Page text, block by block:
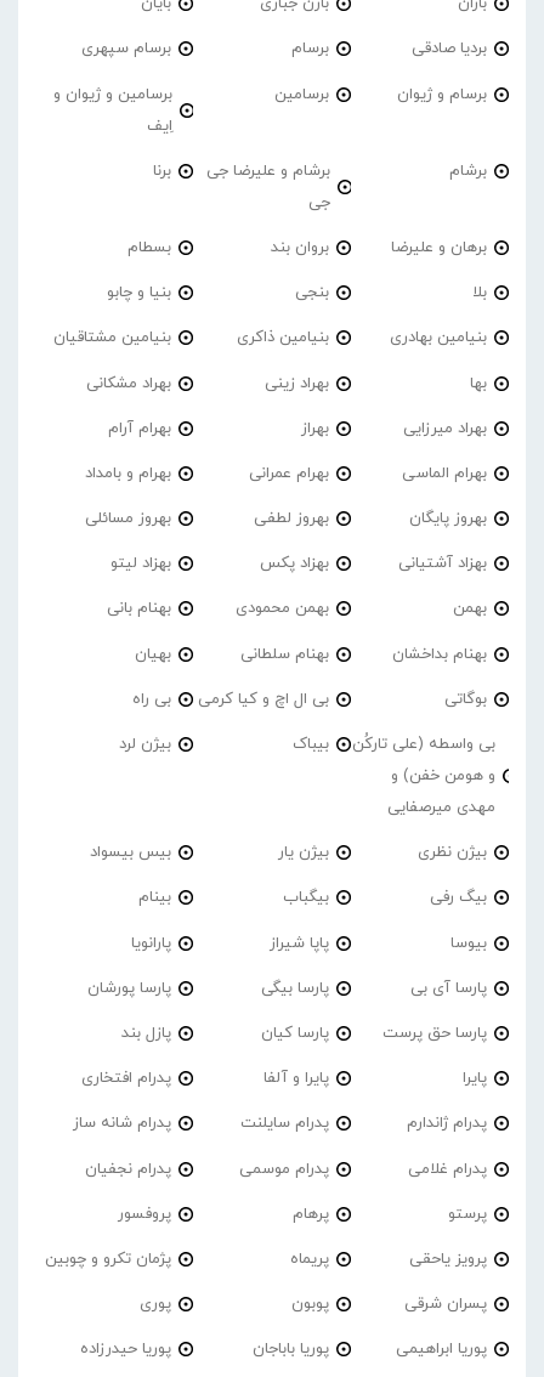
بردیا صادقی برسام برسام سپهری
برسام و ژیوان برسامین
برسامین و ژیوان و
اِیف
برشام
برشام و علیرضا جی
جی
برنا
برهان و علیرضا بروان بند بسطام
بلا بنجی بنیا و چابو
بنیامین بهادری بنیامین ذاکری بنیامین مشتاقیان
بها بهراد زینی بهراد مشکانی
بهراد میرزایی بهراز بهرام آرام
بهرام الماسی بهرام عمرانی بهرام و بامداد
بهروز پایگان بهروز لطفی بهروز مسائلی
بهزاد آشتیانی بهزاد پکس بهزاد لیتو
بهمن بهمن محمودی بهنام بانی
بهنام بداخشان بهنام سلطانی بهیان
بوگاتی بی ال اچ و کیا کرمی بی راه
بی واسطه (علی تارکُن
و هومن خفن) و
مهدی میرصفایی
بیباک بیژن لرد
بیژن نظری بیژن یار بیس بیسواد
بیگ رفی بیگباب بینام
بیوسا پاپا شیراز پارانویا
پارسا آی بی پارسا بیگی پارسا پورشان
پارسا حق پرست پارسا کیان پازل بند
پایرا پایرا و آلفا پدرام افتخاری
پدرام ژاندارم پدرام‌ سایلنت پدرام شانه ساز
پدرام غلامی پدرام موسمی پدرام نجفیان
پرستو پرهام پروفسور
پرویز یاحقی پریماه پژمان تکرو و چوبین
پسران شرقی پوبون پوری
پوریا ابراهیمی پوریا باباجان پوریا حیدرزاده